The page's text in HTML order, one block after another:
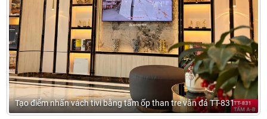
Tạo điểm nhấn vách tivi bằng tấm ốp than tre vân đá TT-831